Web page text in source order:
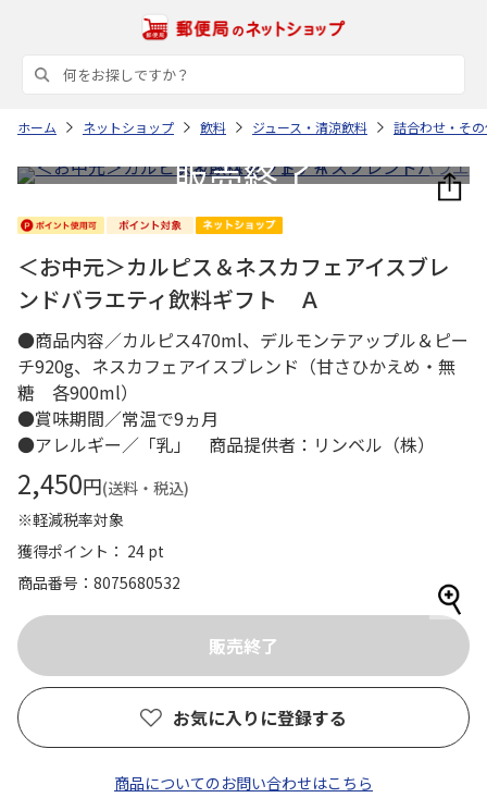
ホーム ネットショップ 飲料 ジュース・清涼飲料 詰合わせ・そ
＜お中元＞カルピス＆ネスカフェアイスブレ
ンドバラエティ飲料ギフト Ａ
●商品内容／カルピス470ml、デルモンテアップル＆ピー
チ920g、ネスカフェアイスブレンド（甘さひかえめ・無
糖 各900ml）
●賞味期間／常温で9ヵ月
●アレルギー／「乳」 商品提供者：リンベル（株）
2,450円(送料・税込)
※軽減税率対象
獲得ポイント： 24 pt
商品番号
8075680532
お気に入りに登録する
商品についてのお問い合わせはこちら